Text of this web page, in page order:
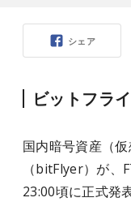
シェア
ビットフラ
国内暗号資産（
（bitFlyer）が、
23:00頃に正式発